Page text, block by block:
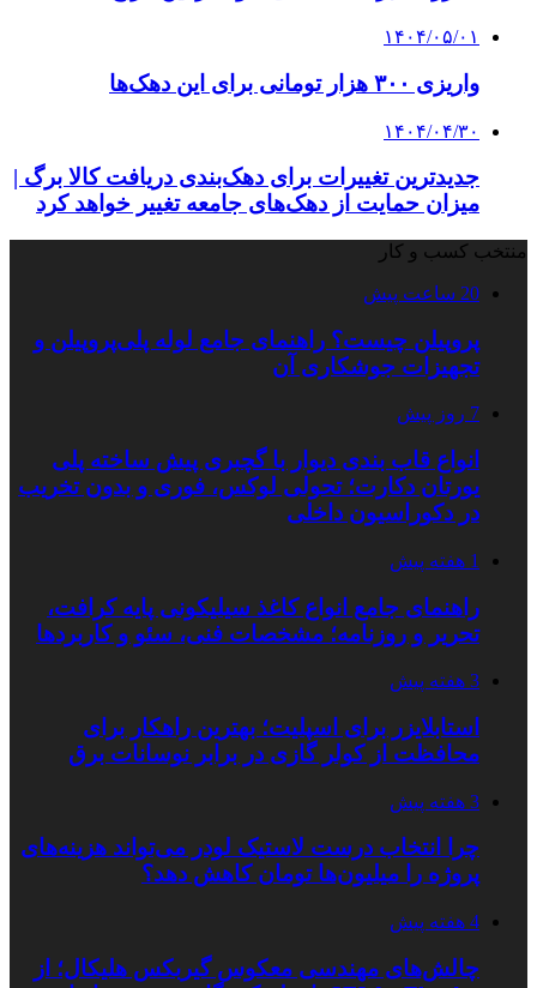
۱۴۰۴/۰۵/۰۱
واریزی ۳۰۰ هزار تومانی برای این دهک‌ها
۱۴۰۴/۰۴/۳۰
جدیدترین تغییرات برای دهک‌بندی دریافت کالا برگ |
میزان حمایت از دهک‌های جامعه تغییر خواهد کرد
منتخب کسب و کار
20 ساعت پیش
پروپیلن چیست؟ راهنمای جامع لوله پلی‌پروپیلن و
تجهیزات جوشکاری آن
7 روز پیش
انواع قاب بندی دیوار با گچبری پیش ساخته پلی
یورتان دکارت؛ تحولی لوکس، فوری و بدون تخریب
در دکوراسیون داخلی
1 هفته پیش
راهنمای جامع انواع کاغذ سیلیکونی پایه کرافت،
تحریر و روزنامه؛ مشخصات فنی، سئو و کاربردها
3 هفته پیش
استابلایزر برای اسپلیت؛ بهترین راهکار برای
محافظت از کولر گازی در برابر نوسانات برق
3 هفته پیش
چرا انتخاب درست لاستیک لودر می‌تواند هزینه‌های
پروژه را میلیون‌ها تومان کاهش دهد؟
4 هفته پیش
چالش‌های مهندسی معکوس گیربکس هلیکال؛ از